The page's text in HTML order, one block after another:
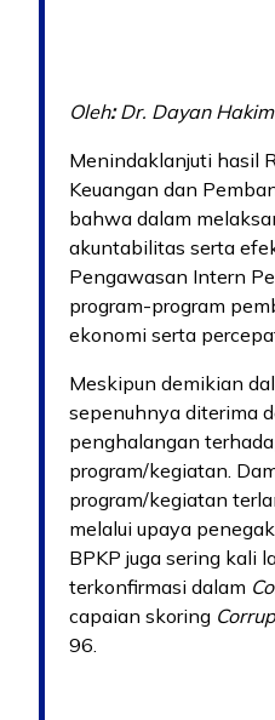
Oleh:Dr. Dayan
Menindaklanjuti hasil
Keuangan dan
bahwa dalam
akuntabilitas serta
Pengawasan Intern
program-program
ekonomi serta
Meskipun demikian
sepenuhnya diterima
penghalangan
program/kegiatan.
program/kegiatan
melalui upaya
BPKP juga sering kali
terkonfirmasi dalam
capaian skoring
96.